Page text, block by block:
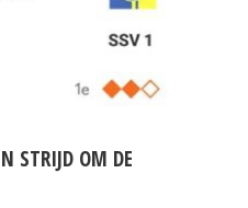
STRIJD OM DE